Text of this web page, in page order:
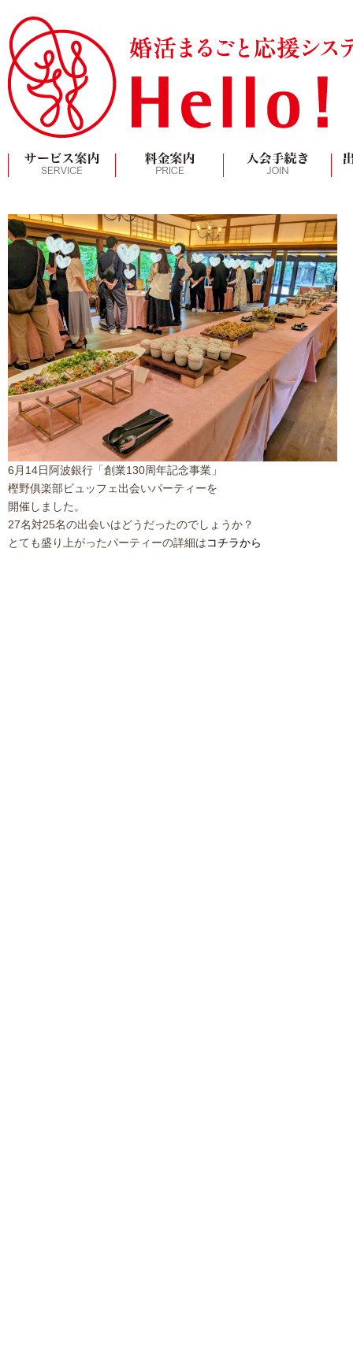
6月14日阿波銀行「創業130周年記念事業」
樫野俱楽部ビュッフェ出会いパーティーを
開催しました。
27名対25名の出会いはどうだったのでしょうか？
とても盛り上がったパーティーの詳細はコチラから